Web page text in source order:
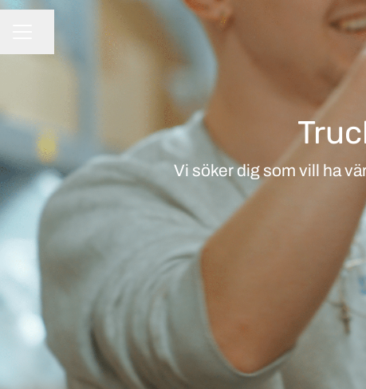
Vi söker dig som vill ha